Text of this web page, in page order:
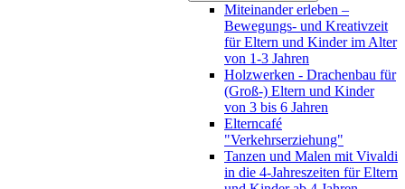
Miteinander erleben –
Bewegungs- und Kreativzeit
für Eltern und Kinder im Alter
von 1-3 Jahren
Holzwerken - Drachenbau für
(Groß-) Eltern und Kinder
von 3 bis 6 Jahren
Elterncafé
"Verkehrserziehung"
Tanzen und Malen mit Vivaldi
in die 4-Jahreszeiten für Eltern